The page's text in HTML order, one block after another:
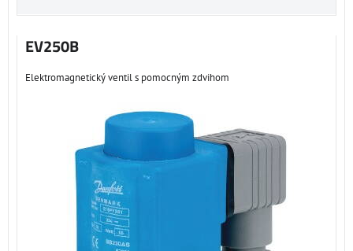
EV250B
Elektromagnetický ventil s pomocným zdvihom